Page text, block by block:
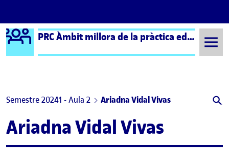
Saltar al contingut
Logo Ágora PRC Àmbit millora de la pràctica educativa (formal) – Aula 2
Semestre 20241 - Aula 2 Ariadna Vidal Vivas
Ariadna Vidal Vivas